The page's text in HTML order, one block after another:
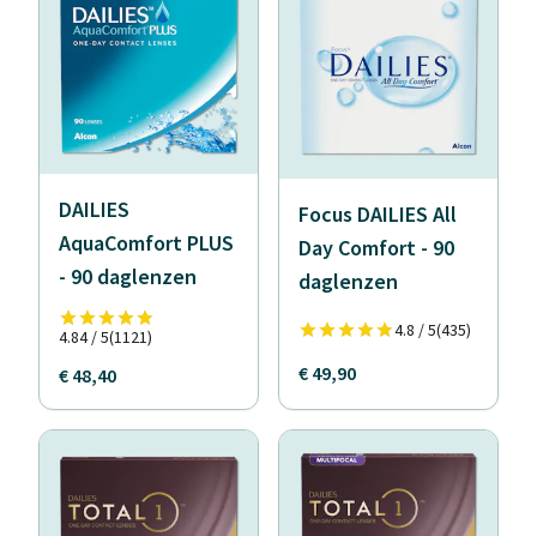
DAILIES
AquaComfort PLUS
- 90 daglenzen
4.84 / 5(1121)
€ 48,40
Focus DAILIES All
Day Comfort - 90
daglenzen
4.8 / 5(435)
€ 49,90